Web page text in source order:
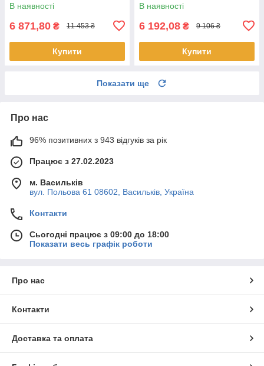
В наявності
6 871,80 ₴ 11 453 ₴
Купити
В наявності
6 192,08 ₴ 9 106 ₴
Купити
Показати ще
Про нас
96% позитивних з 943 відгуків за рік
Працює з 27.02.2023
м. Васильків
вул. Польова 61 08602, Васильків, Україна
Контакти
Сьогодні працює з 09:00 до 18:00
Показати весь графік роботи
Про нас
Контакти
Доставка та оплата